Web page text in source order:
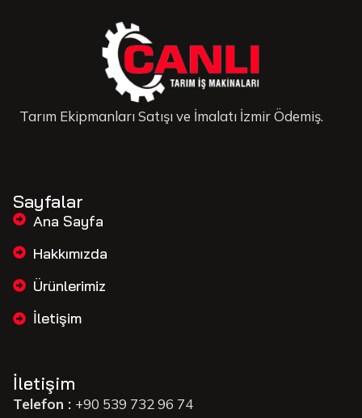
Tarım Ekipmanları Satışı ve İmalatı İzmir Ödemiş.
Sayfalar
Ana Sayfa
Hakkımızda
Ürünlerimiz
İletişim
İletişim
Telefon : +90 539 732 96 74